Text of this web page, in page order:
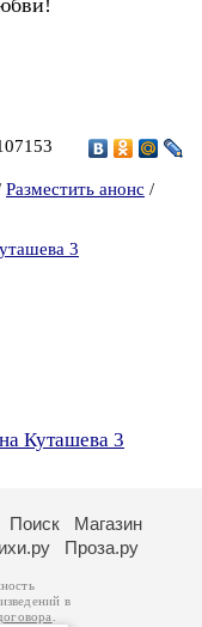
Разместить анонс /
3
Куташева 3
Поиск
Магазин
Проза.ру
в